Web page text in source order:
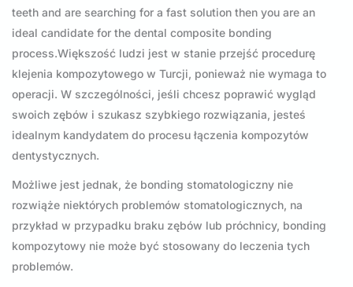
teeth and are searching for a fast solution then you are an
ideal candidate for the dental composite bonding
process.Większość ludzi jest w stanie przejść procedurę
klejenia kompozytowego w Turcji, ponieważ nie wymaga to
operacji. W szczególności, jeśli chcesz poprawić wygląd
swoich zębów i szukasz szybkiego rozwiązania, jesteś
idealnym kandydatem do procesu łączenia kompozytów
dentystycznych.
Możliwe jest jednak, że bonding stomatologiczny nie
rozwiąże niektórych problemów stomatologicznych, na
przykład w przypadku braku zębów lub próchnicy, bonding
kompozytowy nie może być stosowany do leczenia tych
problemów.